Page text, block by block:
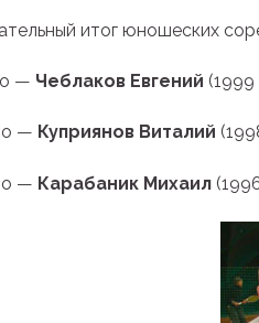
итог юношеских
— Чеблаков Евгений
— Куприянов Виталий
— Карабаник Михаил